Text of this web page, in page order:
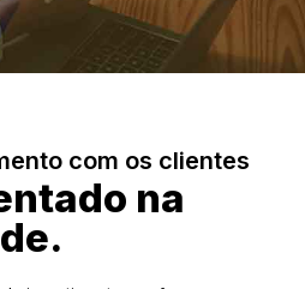
com os clientes
na